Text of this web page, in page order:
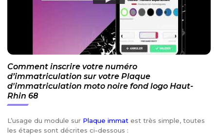
Comment inscrire votre numéro
d’immatriculation sur votre Plaque
d'immatriculation moto noire fond logo Haut-
Rhin 68
L’usage du module sur Plaque immat est très simple, toutes
les étapes sont décrites ci-dessous :